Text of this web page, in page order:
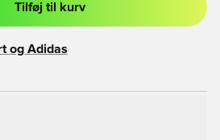
ind eller tilmelde dig som medlem
Tilføj til kurv
og Adidas